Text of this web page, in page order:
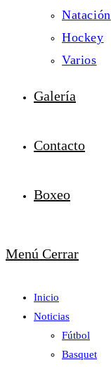
Natación
Hockey
Varios
Galería
Contacto
Boxeo
Menú Cerrar
Inicio
Noticias
Fútbol
Basquet